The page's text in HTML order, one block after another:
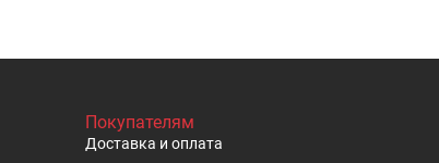
Покупателям
Доставка и оплата